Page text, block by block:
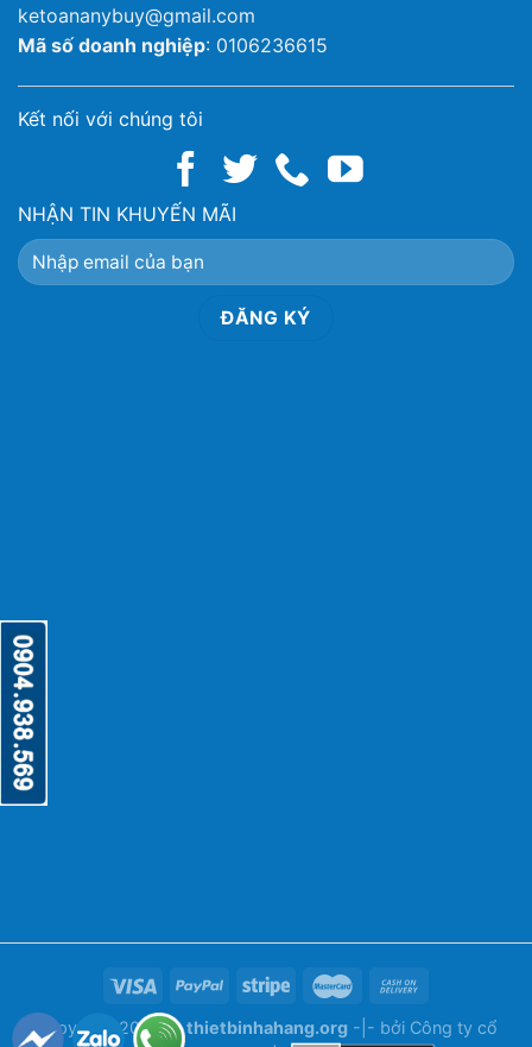
ketoananybuy@gmail.com
Mã số doanh nghiệp: 0106236615
Kết nối với chúng tôi
NHẬN TIN KHUYẾN MÃI
Copyright 2026 ©thietbinhahang.org -|- bởi Công ty cổ